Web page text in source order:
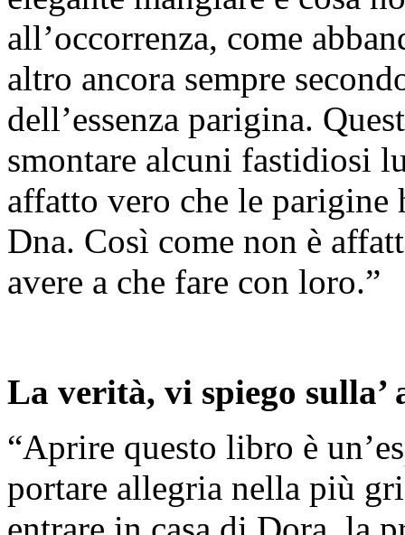
all’occorrenza, come
altro ancora sempre
dell’essenza parigina.
smontare alcuni fastidiosi
affatto vero che le parigine
Dna. Così come non è
avere a che fare con loro.”
La verità, vi spiego sulla’
“Aprire questo libro è
portare allegria nella più